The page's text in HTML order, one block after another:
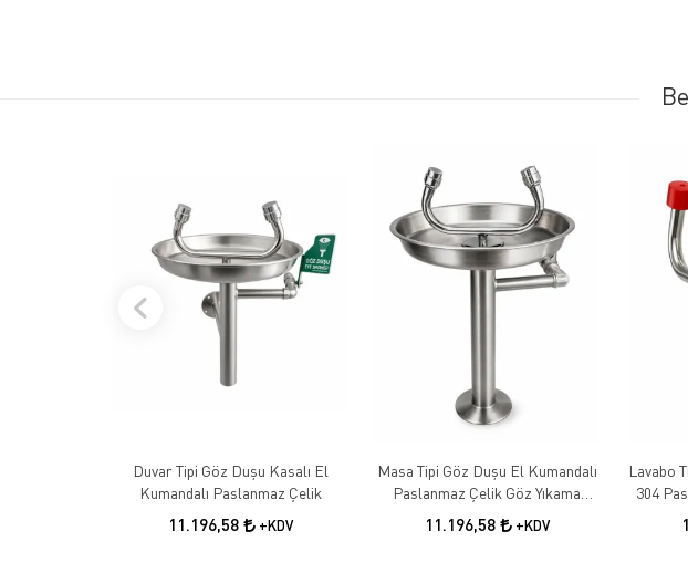
Duvar Tipi Göz Duşu Kasalı El
Kumandalı Paslanmaz Çelik
11.196,58 +KDV
Masa Tipi Göz Duşu El Kumandalı
Paslanmaz Çelik Göz Yıkama
İstasyonu
11.196,58 +KDV
Lavabo
304